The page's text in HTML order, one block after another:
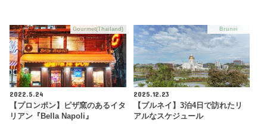
Gourmet(Thailand)
2022.5.24
【プロンポン】ピザ窯のあるイタ
リアン『Bella Napoli』
Brunei
2025.12.23
【ブルネイ】3泊4日で訪れたリ
アルなスケジュール